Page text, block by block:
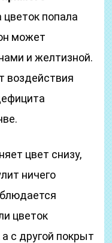
цветок попала
может
и желтизной.
воздействия
цвет снизу,
ничего
цветок
с другой покрыт